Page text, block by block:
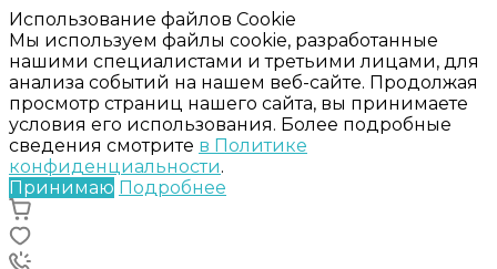
Использование файлов Cookie
Мы используем файлы cookie, разработанные
нашими специалистами и третьими лицами, для
анализа событий на нашем веб-сайте. Продолжая
просмотр страниц нашего сайта, вы принимаете
условия его использования. Более подробные
сведения смотрите в Политике
конфиденциальности.
Принимаю Подробнее